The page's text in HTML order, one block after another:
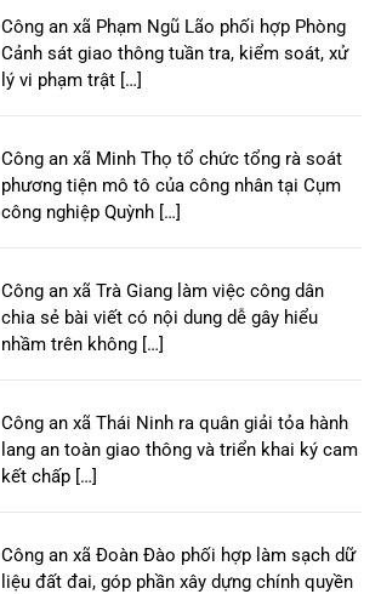
Công an xã Phạm Ngũ Lão phối hợp Phòng
Cảnh sát giao thông tuần tra, kiểm soát, xử
lý vi phạm trật […]
Công an xã Minh Thọ tổ chức tổng rà soát
phương tiện mô tô của công nhân tại Cụm
công nghiệp Quỳnh […]
Công an xã Trà Giang làm việc công dân
chia sẻ bài viết có nội dung dễ gây hiểu
nhầm trên không […]
Công an xã Thái Ninh ra quân giải tỏa hành
lang an toàn giao thông và triển khai ký cam
kết chấp […]
Công an xã Đoàn Đào phối hợp làm sạch dữ
liệu đất đai, góp phần xây dựng chính quyền